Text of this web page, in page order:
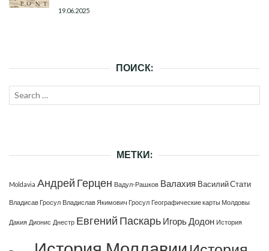
19.06.2025
ПОИСК:
Search
МЕТКИ:
Moldavia Андрей Герцен Вадул-Рашков Валахия Василий Стати
Владисав Гросул Владислав Якимович Гросул Географические карты Молдовы
Дакия Дионис Днестр Евгений Паскарь Игорь Додон История